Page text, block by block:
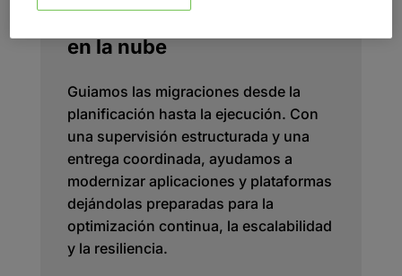
en la nube
Guiamos las migraciones desde la
planificación hasta la ejecución. Con
una supervisión estructurada y una
entrega coordinada, ayudamos a
modernizar aplicaciones y plataformas
dejándolas preparadas para la
optimización continua, la escalabilidad
y la resiliencia.